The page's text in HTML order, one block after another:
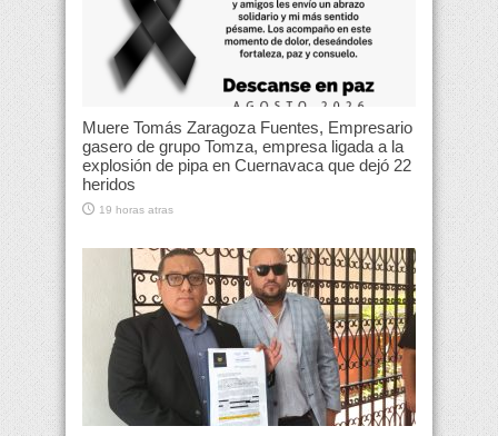
Muere Tomás Zaragoza Fuentes, Empresario
gasero de grupo Tomza, empresa ligada a la
explosión de pipa en Cuernavaca que dejó 22
heridos
19 horas atras